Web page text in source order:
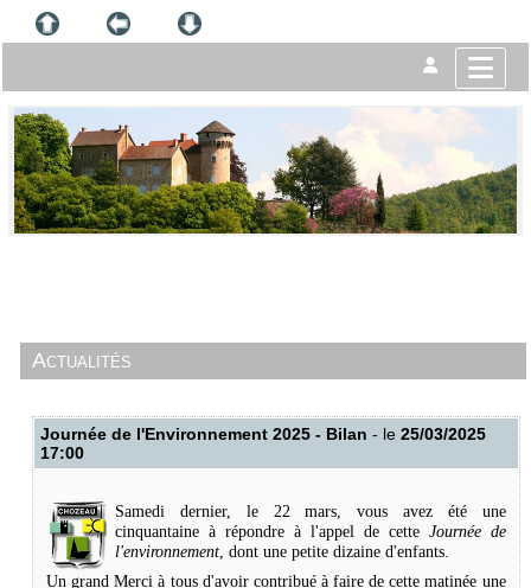
Actualités
Journée de l'Environnement 2025 - Bilan - le 25/03/2025
17:00
Samedi dernier, le 22 mars, vous avez été une
cinquantaine à répondre à l'appel de cette Journée de
l'environnement, dont une petite dizaine d'enfants.
Un grand Merci à tous d'avoir contribué à faire de cette matinée une